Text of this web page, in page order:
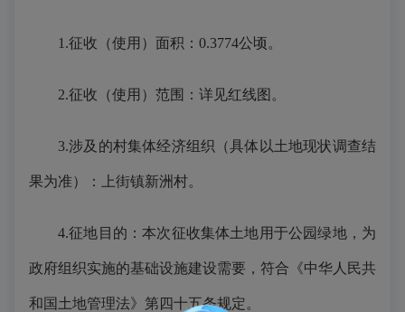
1.征收（使用）面积：0.3774公顷。
2.征收（使用）范围：详见红线图。
3.涉及的村集体经济组织（具体以土地现状调查结
果为准）：上街镇新洲村。
4.征地目的：本次征收集体土地用于公园绿地，为
政府组织实施的基础设施建设需要，符合《中华人民共
和国土地管理法》第四十五条规定。